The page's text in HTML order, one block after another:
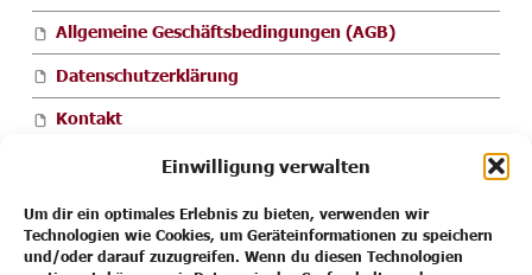
Einwilligung verwalten
Um dir ein optimales Erlebnis zu bieten, verwenden wir
Technologien wie Cookies, um Geräteinformationen zu speichern
und/oder darauf zuzugreifen. Wenn du diesen Technologien
Allgemeine Geschäftsbedingungen (AGB)
Datenschutzerklärung
Kontakt
Cookie-Richtlinie (EU)